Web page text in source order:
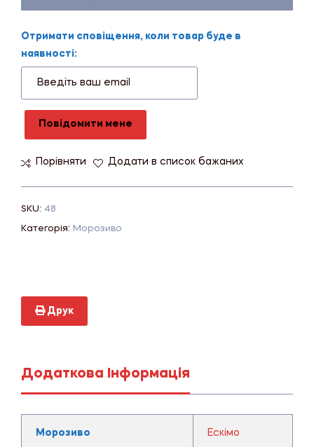
Отримати сповіщення, коли товар буде в
наявності:
Повідомити мене
Порівняти Додати в список бажаних
SKU: 48
Категорія: Морозиво
Друк
Додаткова Інформація
Морозиво Ескімо